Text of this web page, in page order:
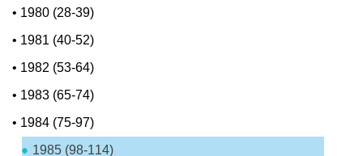
• 1980 (28-39)
• 1981 (40-52)
• 1982 (53-64)
• 1983 (65-74)
• 1984 (75-97)
1985 (98-114)